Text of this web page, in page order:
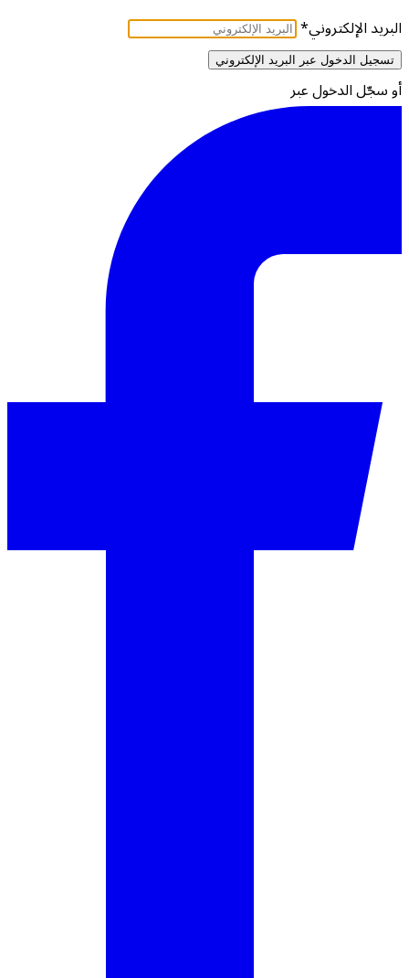
البريد الإلكتروني*
تسجيل الدخول عبر البريد الإلكتروني
أو سجّل الدخول عبر